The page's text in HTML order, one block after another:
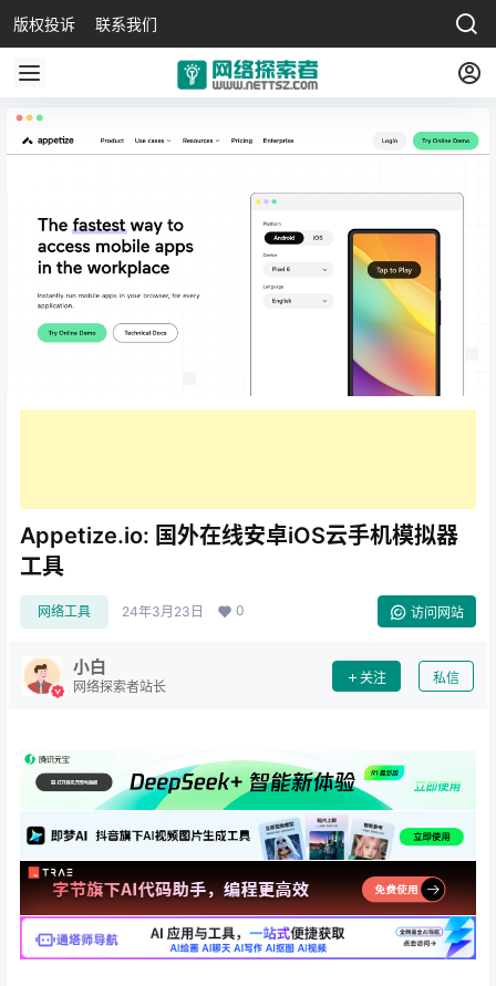
版权投诉 联系我们
Appetize.io: 国外在线安卓iOS云手机模拟器
工具
网络工具 24年3月23日 0 访问网站
小白
网络探索者站长
关注 私信